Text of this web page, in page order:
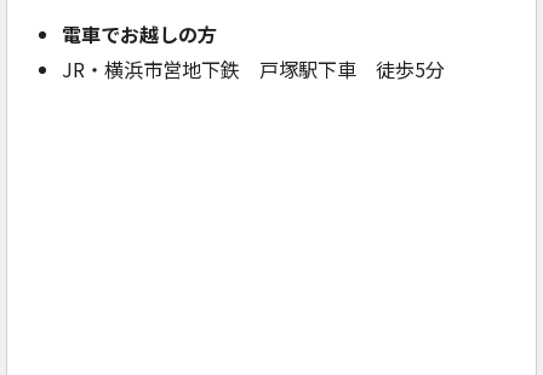
電車でお越しの方
JR・横浜市営地下鉄 戸塚駅下車 徒歩5分